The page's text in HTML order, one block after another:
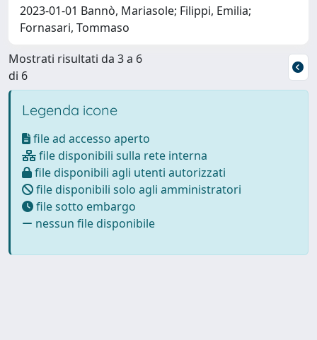
2023-01-01 Bannò, Mariasole; Filippi, Emilia;
Fornasari, Tommaso
Mostrati risultati da 3 a 6
di 6
Legenda icone
file ad accesso aperto
file disponibili sulla rete interna
file disponibili agli utenti autorizzati
file disponibili solo agli amministratori
file sotto embargo
nessun file disponibile